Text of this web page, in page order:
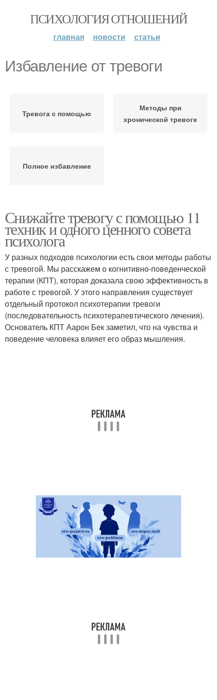
ПСИХОЛОГИЯ ОТНОШЕНИЙ
главная новости статьи
Избавление от тревоги
Тревога с помощью
Методы при
хронической тревоге
Полное избавление
Снижайте тревогу с помощью 11
техник и одного ценного совета
психолога
У разных подходов психологии есть свои методы работы
с тревогой. Мы расскажем о когнитивно-поведенческой
терапии (КПТ), которая доказала свою эффективность в
работе с тревогой. У этого направления существует
отдельный протокол психотерапии тревоги
(последовательность психотерапевтического лечения).
Основатель КПТ Аарон Бек заметил, что на чувства и
поведение человека влияет его образ мышления.